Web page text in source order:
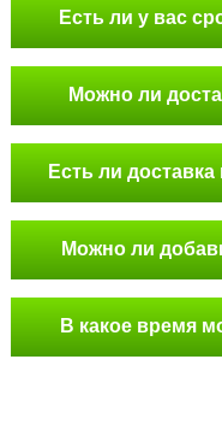
Есть ли у вас
Можно ли
Есть ли
Можно ли
В какое время